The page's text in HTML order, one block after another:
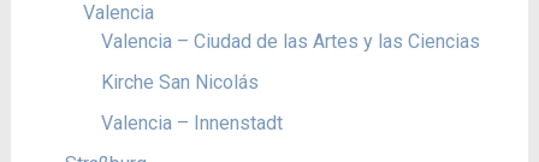
Valencia
Valencia – Ciudad de las Artes y las Ciencias
Kirche San Nicolás
Valencia – Innenstadt